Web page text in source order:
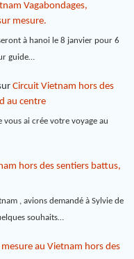
Vagabondages,
mesure.
à hanoi le 8 janvier pour 6
guide…
Circuit Vietnam hors des
au centre
ai crée votre voyage au
hors des sentiers battus,
, avions demandé à Sylvie de
souhaits…
au Vietnam hors des